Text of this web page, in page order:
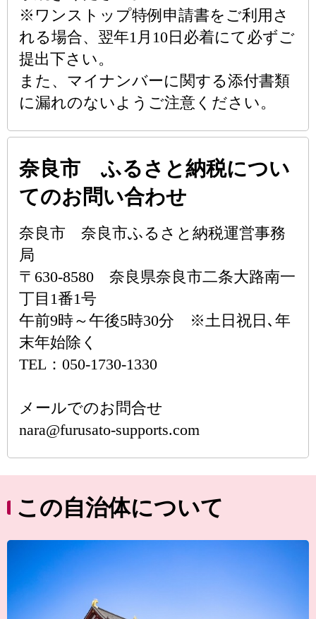
※ワンストップ特例申請書をご利用さ
れる場合、翌年1月10日必着にて必ずご
提出下さい。
また、マイナンバーに関する添付書類
に漏れのないようご注意ください。
奈良市 ふるさと納税につい
てのお問い合わせ
奈良市 奈良市ふるさと納税運営事務
局
〒630-8580 奈良県奈良市二条大路南一
丁目1番1号
午前9時～午後5時30分 ※土日祝日､年
末年始除く
TEL：050-1730-1330
メールでのお問合せ
nara@furusato-supports.com
この自治体について